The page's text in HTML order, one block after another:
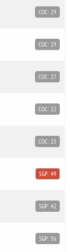
COC: 29
COC: 29
COC: 27
COC: 22
COC: 25
SGP: 49
SGP: 42
SGP: 56